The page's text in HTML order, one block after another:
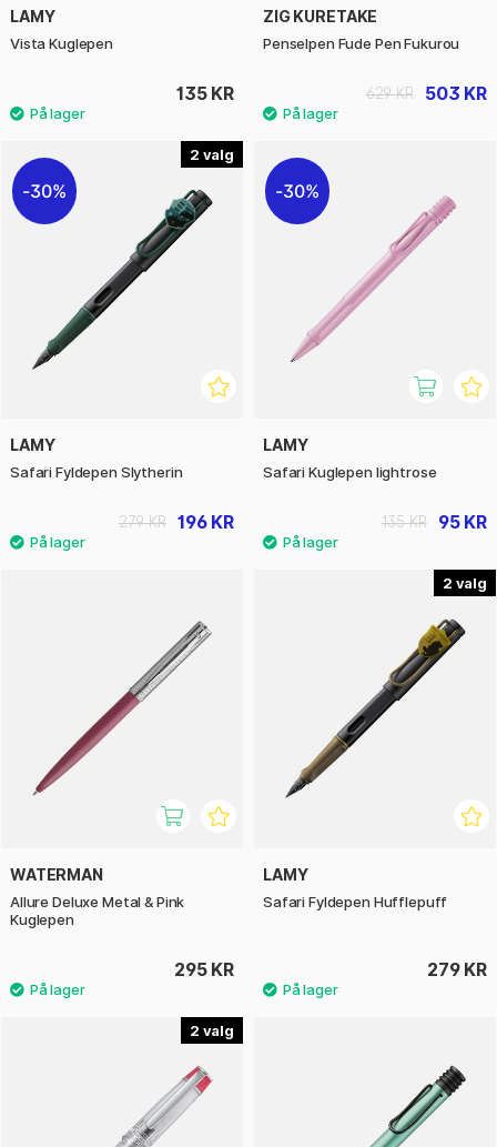
LAMY
Vista Kuglepen
135 KR
ZIG KURETAKE
Penselpen Fude Pen Fukurou
503 KR
629 KR
2
30%
LAMY
Safari Fyldepen Slytherin
196 KR
279 KR
30%
LAMY
Safari Kuglepen lightrose
95 KR
135 KR
WATERMAN
Allure Deluxe Metal & Pink
Kuglepen
295 KR
2
LAMY
Safari Fyldepen Hufflepuff
279 KR
2